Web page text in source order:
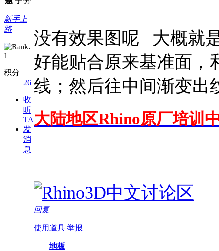
新手上
路
积分
26
收
听
TA
发
消
息
没有效果图呢 大概就
好能贴合原来基准面，
线；然后往中间渐变出
大陆地区Rhino原厂培训
回复
使用道具 举报
地板